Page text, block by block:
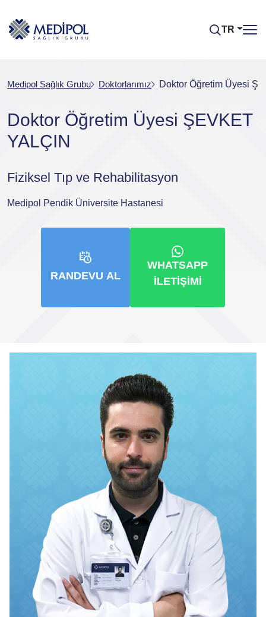
TR
Medipol Sağlık Grubu Doktorlarımız Doktor Öğretim Üyesi
Doktor Öğretim Üyesi ŞEVKET
YALÇIN
Fiziksel Tıp ve Rehabilitasyon
Medipol Pendik Üniversite Hastanesi
RANDEVU AL
WHATSAPP
İLETIŞIMI